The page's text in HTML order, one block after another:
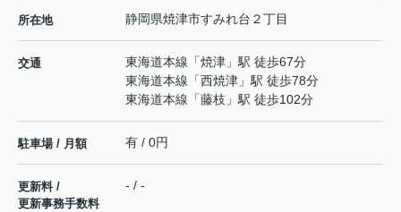
所在地 静岡県焼津市すみれ台 ２丁目
交通 東海道本線 「焼津 」駅 徒歩67分
東海道本線 「西焼津 」駅 徒歩78分
東海道本線 「藤枝 」駅 徒歩102分
駐車場 / 月額 有 / 0円
更新料 /
更新事務手数料
- / -